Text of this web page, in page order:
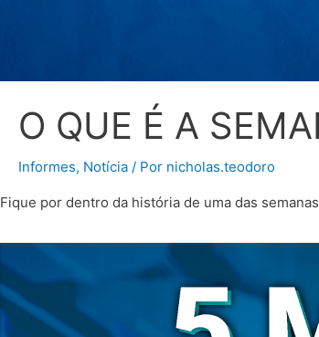
O QUE É A
Informes, Notícia / Por nicholas.teodoro
Fique por dentro da história de uma das